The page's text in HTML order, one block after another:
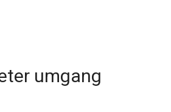
umgang